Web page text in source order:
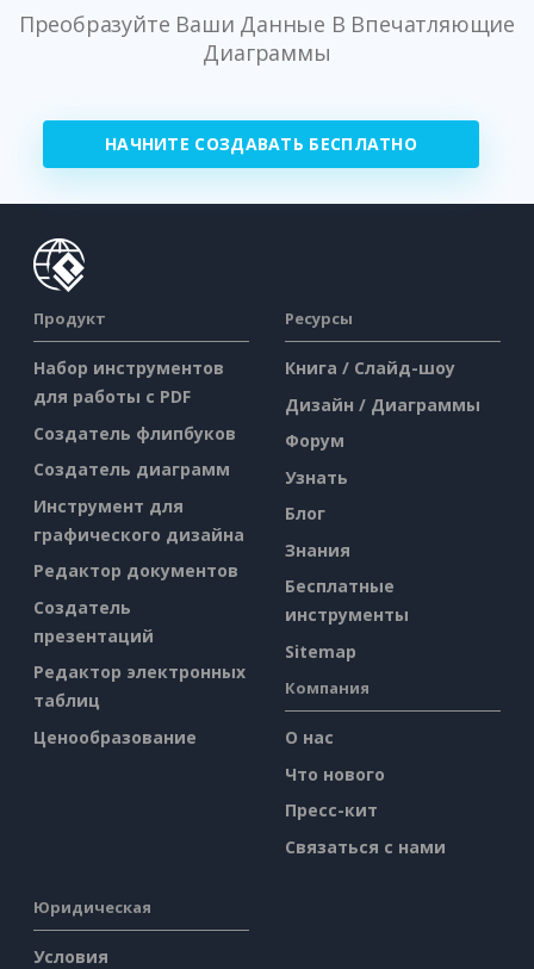
Преобразуйте Ваши Данные В Впечатляющие
Диаграммы
НАЧНИТЕ СОЗДАВАТЬ БЕСПЛАТНО
Продукт
Набор инструментов
для работы с PDF
Создатель флипбуков
Создатель диаграмм
Инструмент для
графического дизайна
Редактор документов
Создатель
презентаций
Редактор электронных
таблиц
Ценообразование
Ресурсы
Книга / Слайд-шоу
Дизайн / Диаграммы
Форум
Узнать
Блог
Знания
Бесплатные
инструменты
Sitemap
Компания
О нас
Что нового
Пресс-кит
Связаться с нами
Юридическая
Условия